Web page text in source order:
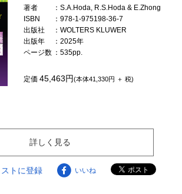
著者
：S.A.Hoda, R.S.Hoda & E.Zhong
ISBN
：978-1-975198-36-7
出版社
：WOLTERS KLUWER
出版年
：2025年
ページ数 ：535pp.
定価45,463円(本体41,330円 ＋ 税)
詳しく見る
トに登録 いいね